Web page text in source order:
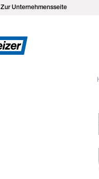
Zur Unternehmensseite